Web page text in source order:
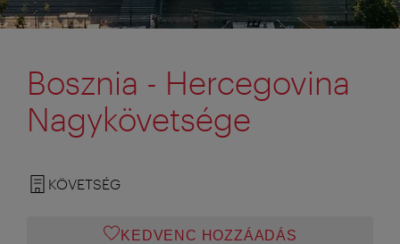
Bosznia - Hercegovina
Nagykövetsége
KÖVETSÉG
KEDVENC HOZZÁADÁS